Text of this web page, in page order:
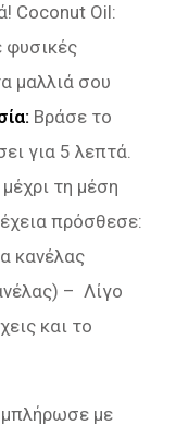
Coconut Oil:
φυσικές
μαλλιά σου
Βράσε το
για 5 λεπτά.
τη μέση
πρόσθεσε:
κανέλας
– Λίγο
και το
με